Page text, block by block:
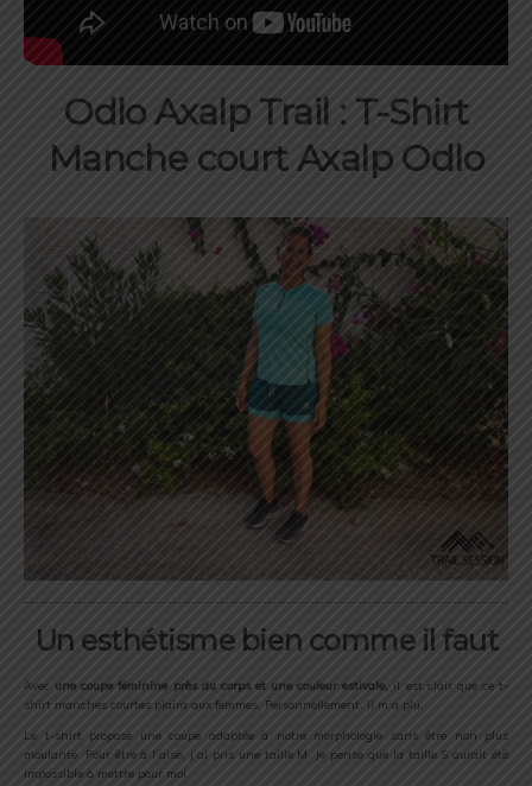
Odlo Axalp Trail : T-Shirt
Manche court Axalp Odlo
Un esthétisme bien comme il faut
Avec une coupe féminine près du corps et une couleur estivale, il est clair que ce t-
shirt manches courtes plaira aux femmes. Personnellement, il m’a plu.
Le t-shirt propose une coupe adaptée à notre morphologie sans être non plus
moulante. Pour être à l’aise, j’ai pris une taille M. Je pense que la taille S aurait été
impossible à mettre pour moi.